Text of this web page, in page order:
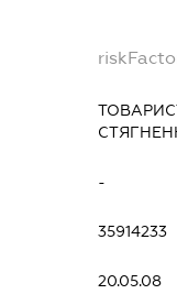
-
35914233
20.05.08